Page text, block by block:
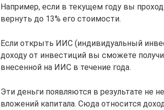
Например, если в текущем году вы
вернуть до 13% его стоимости.
Если открыть ИИС (индивидуальный
доходу от инвестиций вы сможете
внесенной на ИИС в течение года.
Эти деньги появляются в результате не
вложений капитала. Сюда относится